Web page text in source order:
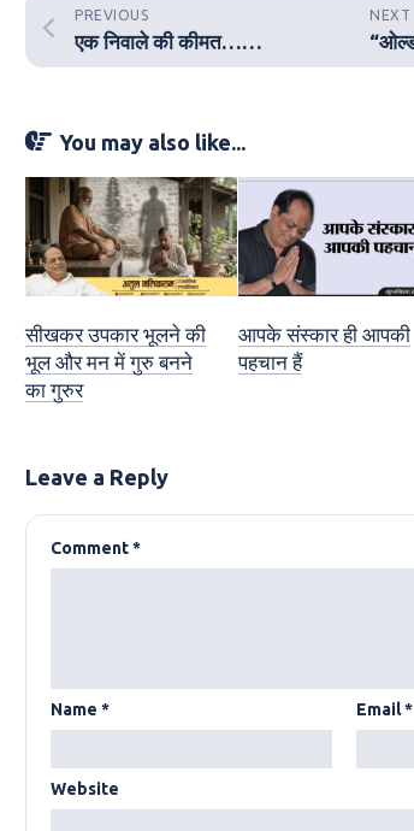
NEXT
PREVIOUS
एक निवाले की कीमत……
You may also like...
सीखकर उपकार भूलने की
भूल और मन में गुरु बनने
का गुरुर
आपके संस्कार ही आपकी
पहचान हैं
Leave a Reply
Comment*
Name * Email*
Website